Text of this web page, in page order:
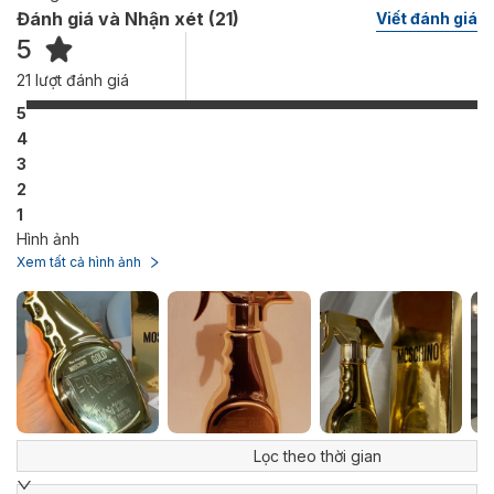
Đánh giá và Nhận xét (21) Viết đánh giá
5
21 lượt đánh giá
5
4
3
2
1
Hình ảnh
Xem tất cả hình ảnh
Lọc theo thời gian